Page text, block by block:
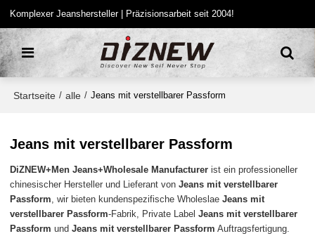
Komplexer Jeanshersteller | Präzisionsarbeit seit 2004!
Startseite / alle / Jeans mit verstellbarer Passform
Jeans mit verstellbarer Passform
DiZNEW+Men Jeans+Wholesale Manufacturer ist ein professioneller
chinesischer Hersteller und Lieferant vonJeans mit verstellbarer
Passform, wir bieten kundenspezifische WholeslaeJeans mit
verstellbarer Passform-Fabrik, Private LabelJeans mit verstellbarer
Passform undJeans mit verstellbarer Passform Auftragsfertigung.